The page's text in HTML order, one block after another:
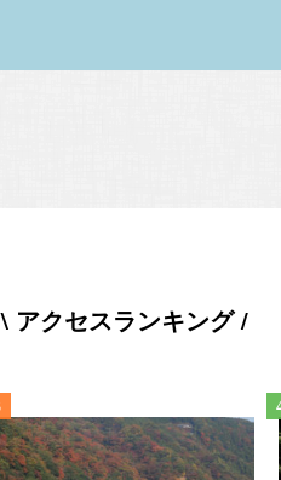
\ アクセスランキング /